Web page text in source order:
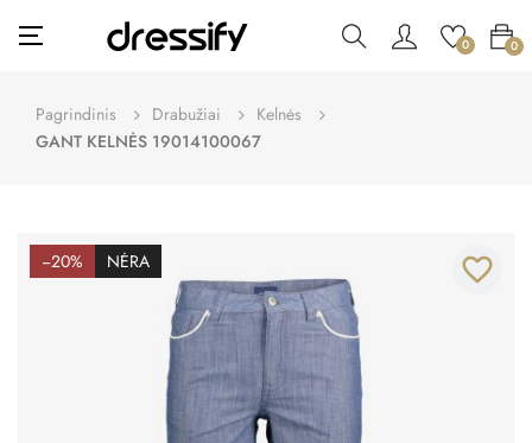
Toggle
navigation
☰ 0 0
Pagrindinis Drabužiai
Kelnės
GANT KELNĖS 19014100067
−20% NĖRA favorite_border